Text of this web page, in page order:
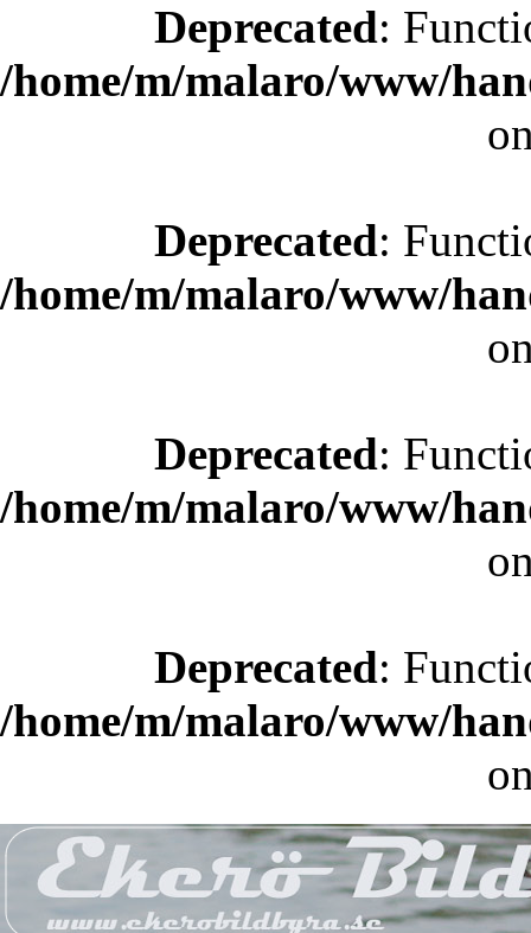
Deprecated:
/home/m/malaro/www/
Deprecated:
/home/m/malaro/www/
Deprecated:
/home/m/malaro/www/
Deprecated:
/home/m/malaro/www/